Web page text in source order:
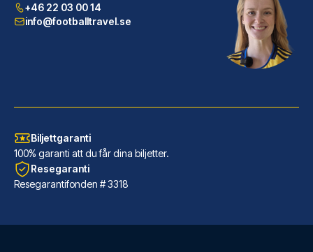
LÄS MER OM HOTELLET
Radisson Blu Hotel Dortmund
+46 22 03 00 14
info@footballtravel.se
Biljettgaranti
100% garanti att du får dina biljetter.
Resegaranti
Resegarantifonden # 3318